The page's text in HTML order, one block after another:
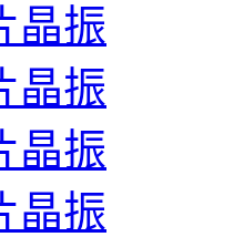
晶振
晶振
晶振
晶振